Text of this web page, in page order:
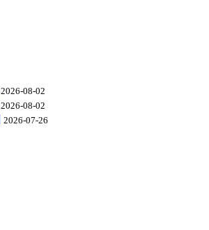
2026-08-02
2026-08-02
2026-07-26